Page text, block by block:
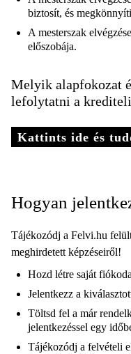
biztosít, és
A mesterszak
előszobája.
Melyik alapfokozat
lefolytatni a
Kattints ide és
Hogyan
Tájékozódj a Felvi.hu
meghirdetett képzéseiről!
Hozd létre saját
Jelentkezz a
Töltsd fel a már
jelentkezéssel egy
Tájékozódj a felvételi